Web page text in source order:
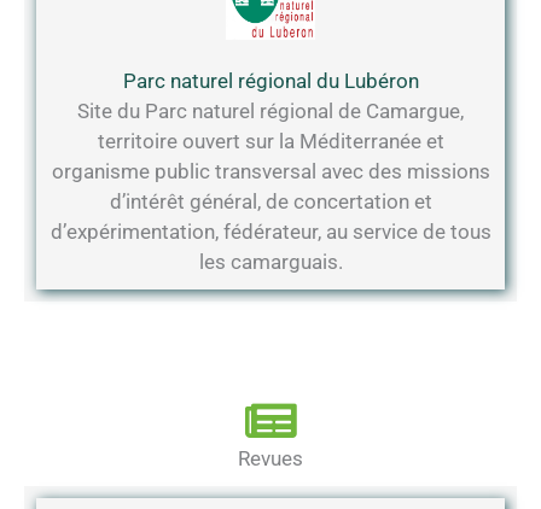
Parc naturel régional du Lubéron
Site du Parc naturel régional de Camargue,
territoire ouvert sur la Méditerranée et
organisme public transversal avec des missions
d’intérêt général, de concertation et
d’expérimentation, fédérateur, au service de tous
les camarguais.
Revues